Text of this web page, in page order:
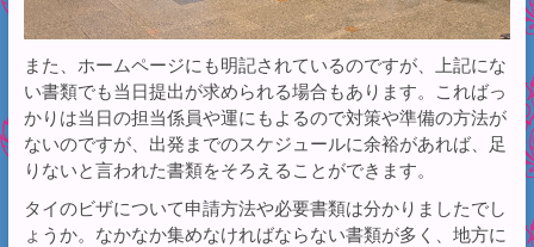
また、ホームページにも明記されているのですが、上記にな
い書類でも当日提出が求められる場合もあります。こればっ
かりは当日の担当係員や運にもよるので対策や準備の方法が
ないのですが、出発までのスケジュールに余裕があれば、足
りないと言われた書類をそろえることができます。
タイのビザについて申請方法や必要書類は分かりましたでし
ょうか。なかなか集めなければならない書類が多く、地方に